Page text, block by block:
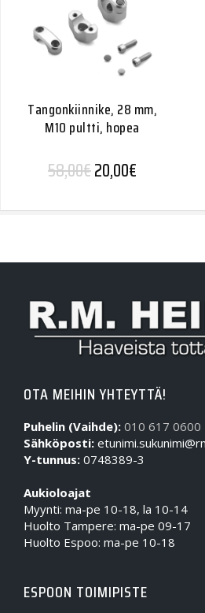
Tangonkiinnike, 28 mm,
M10 pultti, hopea
58,00€Alkuperäinen hinta
20,00€
OTA MEIHIN YHTEYTTÄ!
Puhelin (Vaihde): 010 617 0600
Sähköposti:
Y-tunnus: 0748389-3
Aukioloajat
Myynti: ma-pe 10-18, la 10-14
Huolto Tampere: ma-pe 09-17
Huolto Espoo: ma-pe 10-18
ESPOON TOIMIPISTE